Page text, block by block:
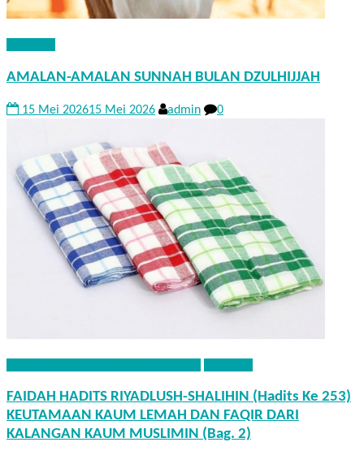
AMALAN-AMALAN SUNNAH BULAN DZULHIJJAH
15 Mei 202615 Mei 2026 admin 0
FAIDAH HADITS RIYADLUSH-SHALIHIN (Hadits Ke 253)
KEUTAMAAN KAUM LEMAH DAN FAQIR DARI
KALANGAN KAUM MUSLIMIN (Bag. 2)